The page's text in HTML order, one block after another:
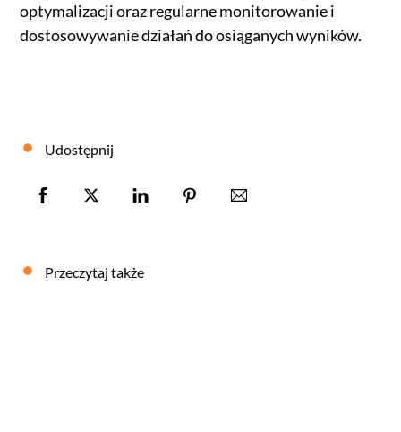
optymalizacji oraz regularne monitorowanie i
dostosowywanie działań do osiąganych wyników.
Udostępnij
Przeczytaj także